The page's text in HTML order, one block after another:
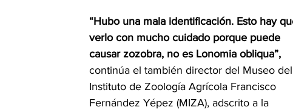
“Hubo una mala identificación. Esto hay
verlo con mucho cuidado porque puede
causar zozobra, no es Lonomia obliqua”,
continúa el también director del Museo
Instituto de Zoología Agrícola Francisco
Fernández Yépez (MIZA), adscrito a la